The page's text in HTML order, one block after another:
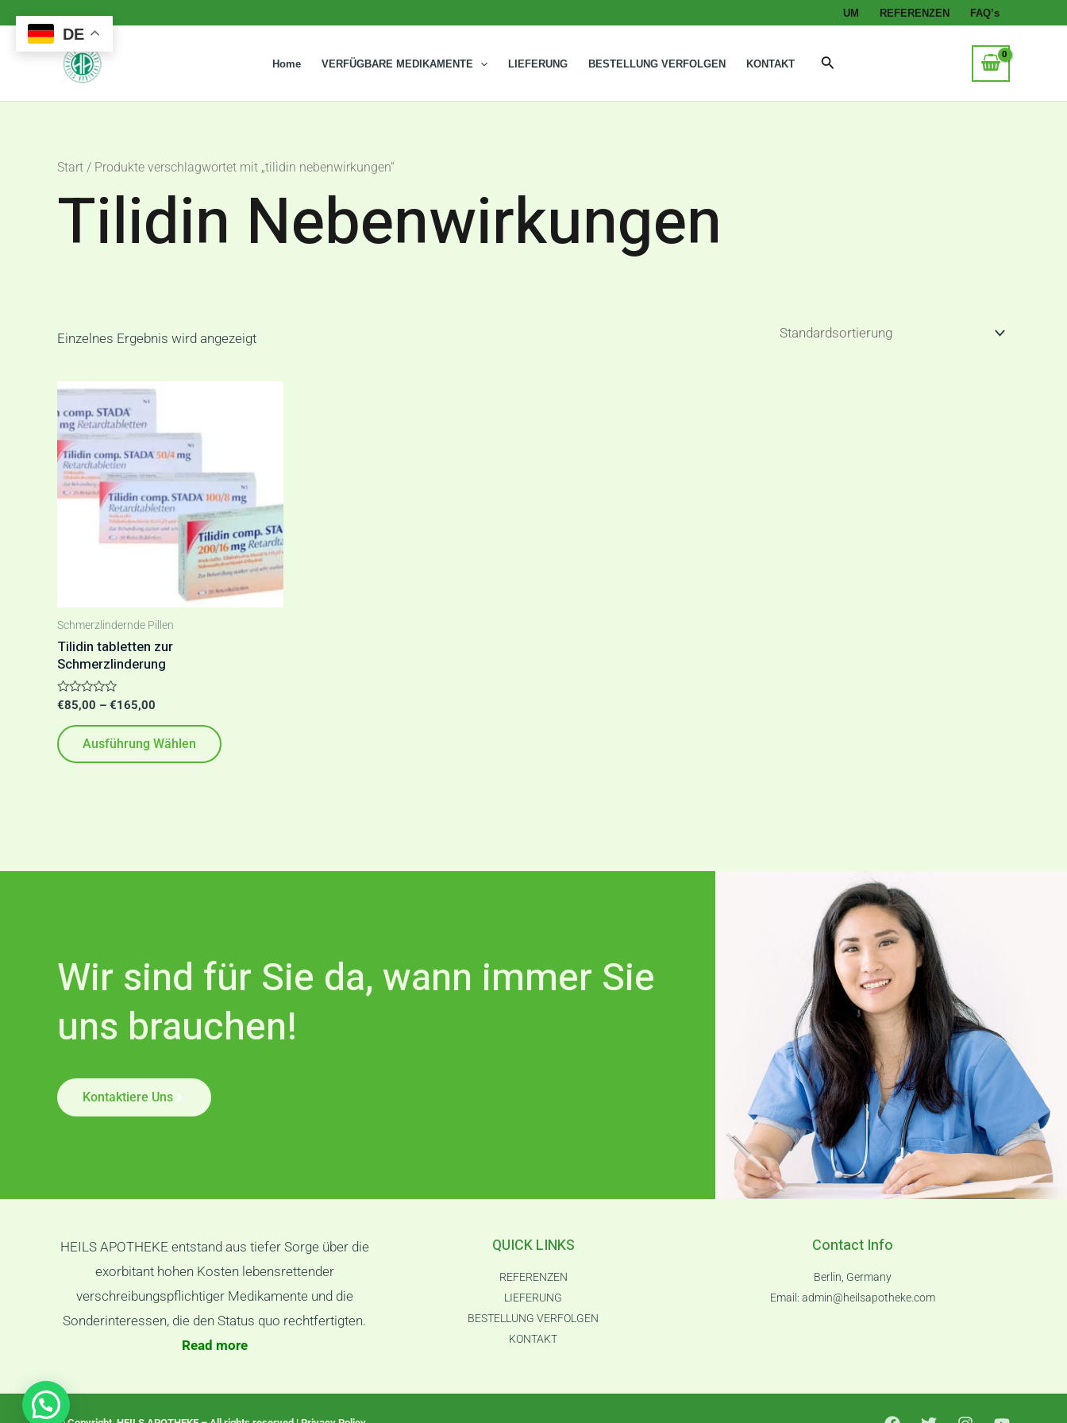
Inhalt
UM REFERENZEN FAQ’s
Home VERFÜGBARE MEDIKAMENTE LIEFERUNG BESTELLUNG VERFOLGEN KONTAKT Suche
Start / Produkte verschlagwortet mit „tilidin nebenwirkungen“
Tilidin Nebenwirkungen
Einzelnes Ergebnis wird angezeigt
Schmerzlindernde Pillen
Tilidin tabletten zur
Schmerzlinderung
Bewertet
von
5
€85,00 – €165,00
Preisspanne:
€165,00
Ausführung Wählen
Varianten
auf.
Die
Optionen
können
Wir sind für Sie da, wann immer Sie
uns brauchen!
Kontaktiere Uns
HEILS APOTHEKE entstand aus tiefer Sorge über die
exorbitant hohen Kosten lebensrettender
verschreibungspflichtiger Medikamente und die
Sonderinteressen, die den Status quo rechtfertigten.
Read more
QUICK LINKS
REFERENZEN
LIEFERUNG
BESTELLUNG VERFOLGEN
KONTAKT
Contact Info
Berlin, Germany
Email: admin@heilsapotheke.com
DE